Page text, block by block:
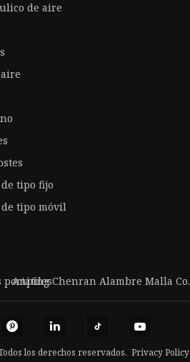
de aire
tipo fijo
de tipo móvil
portátiles
Anping Chenran Alambre Malla
los derechos reservados. Privacy Policy